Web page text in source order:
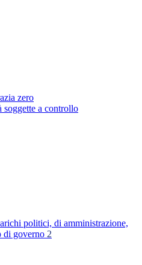
zero
soggette a controllo
politici, di amministrazione,
di governo 2